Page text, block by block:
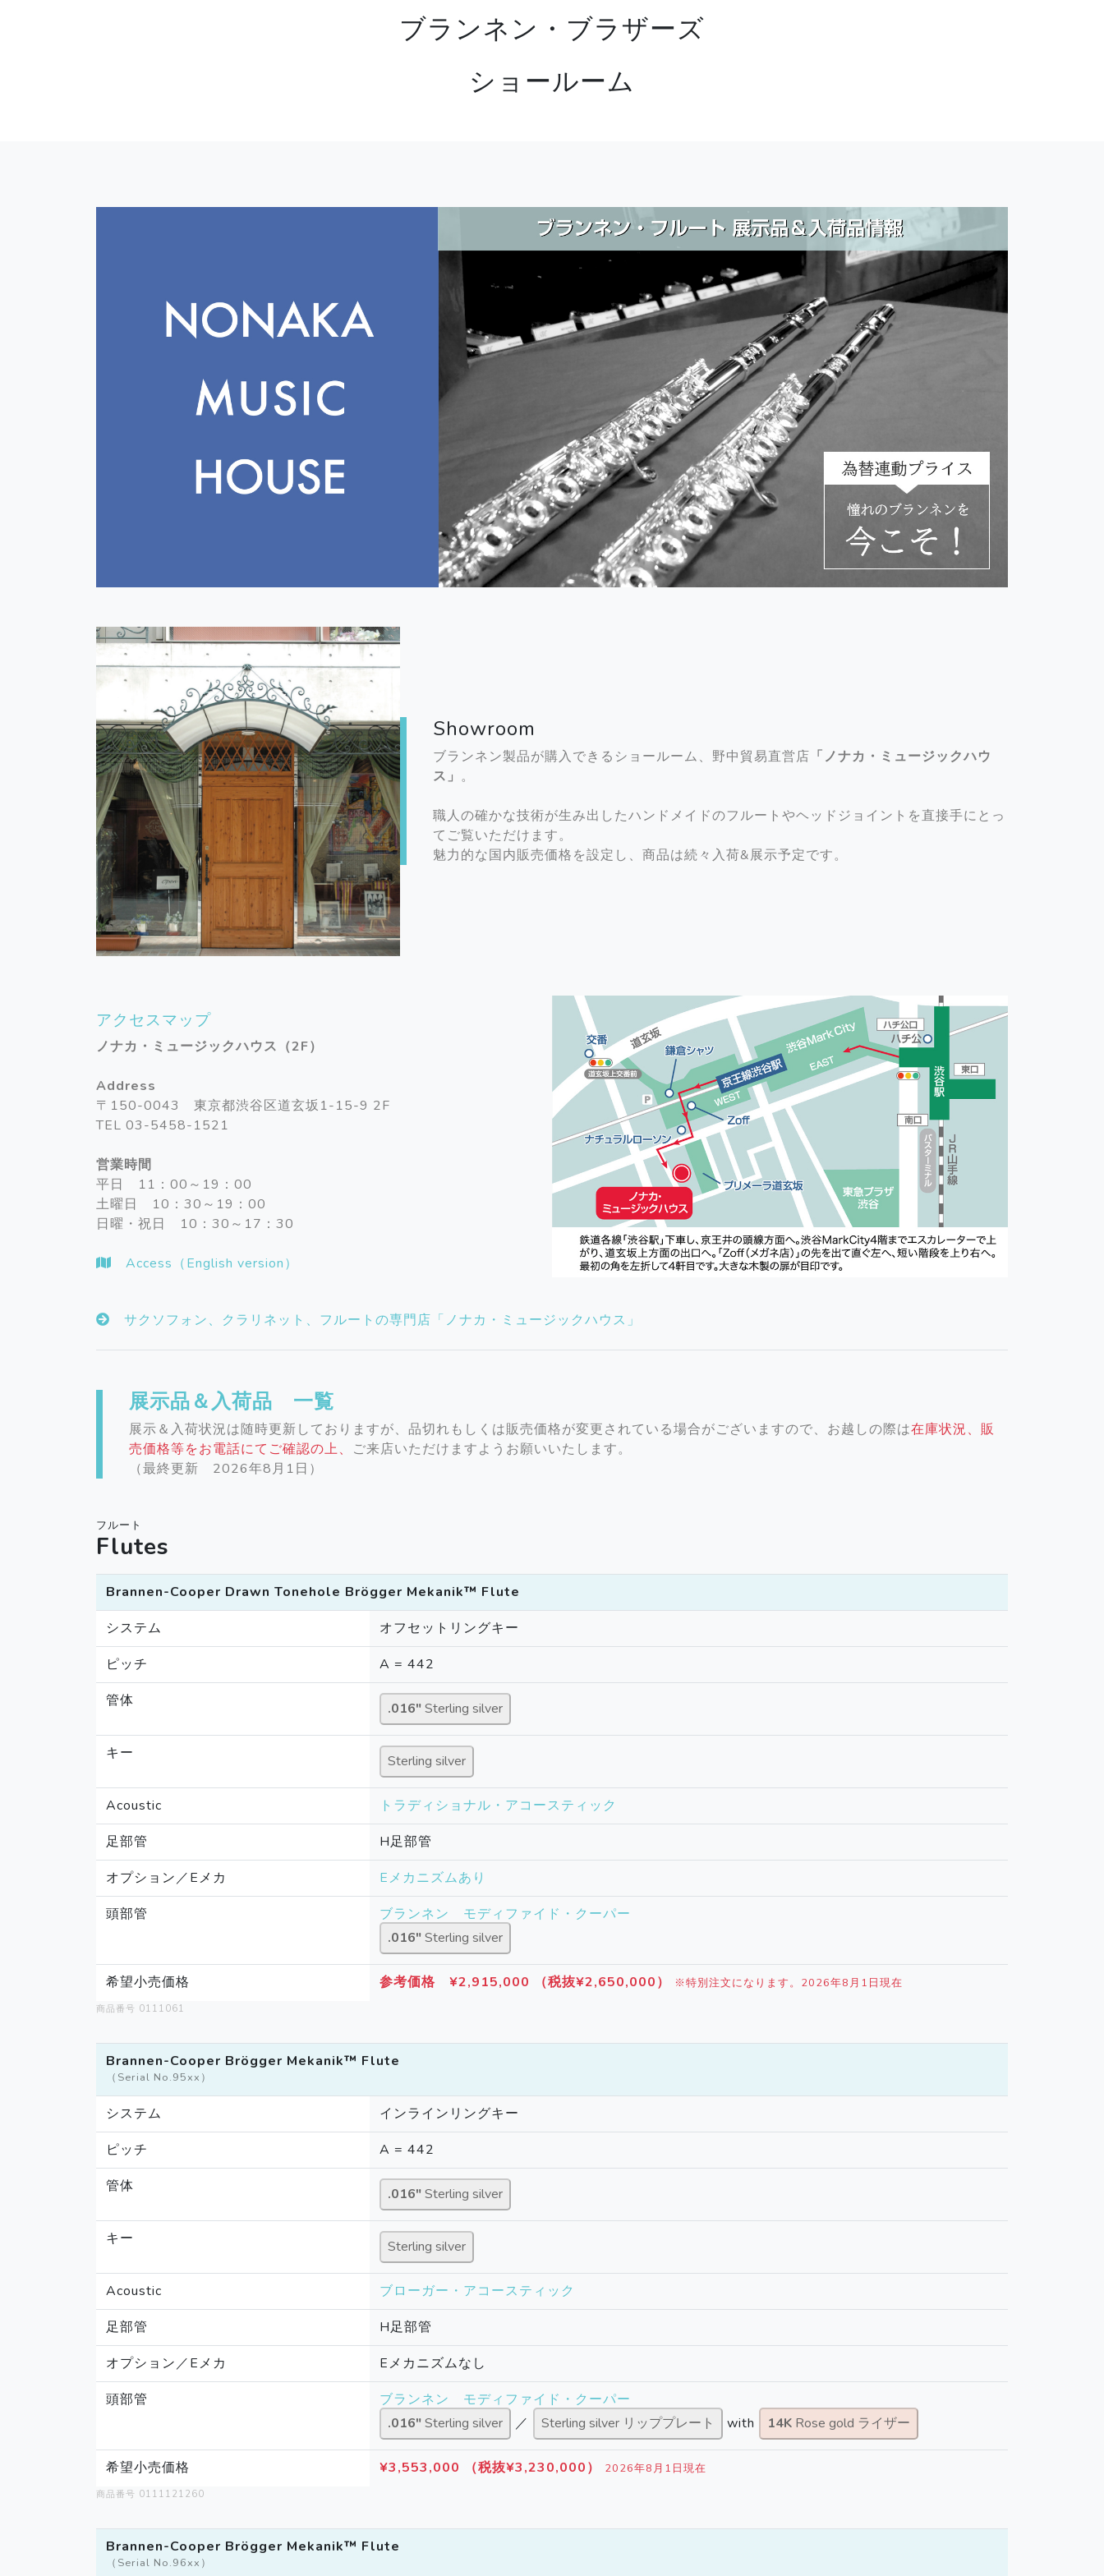
ブランネン・ブラザーズ
ショールーム
Showroom
ブランネン製品が購入できるショールーム、野中貿易直営店 「ノナカ・ミュージックハウ
ス」 。
職人の確かな技術が生み出したハンドメイドのフルートやヘッドジョイントを直接手にとっ
てご覧いただけます。
魅力的な国内販売価格を設定し、商品は続々入荷&展示予定です。
アクセスマップ
ノナカ・ミュージックハウス（2F）
Address
〒150-0043 東京都渋谷区道玄坂1-15-9 2F
TEL 03-5458-1521
営業時間
平日 11：00～19：00
土曜日 10：30～19：00
日曜・祝日 10：30～17：30
Access（English version）
サクソフォン、クラリネット、フルートの専門店「ノナカ・ミュージックハウス」
展示品＆入荷品 一覧
展示＆入荷状況は随時更新しておりますが、品切れもしくは販売価格が変更されている場合がございますので、お越しの際は在庫状況、販
売価格等をお電話にてご確認の上、 ご来店いただけますようお願いいたします。
（最終更新 2026年8月1日）
フルート
Flutes
Brannen-Cooper Drawn Tonehole Brögger Mekanik™ Flute
システム
オフセットリングキー
ピッチ
A = 442
管体
.016″Sterling silver
キー Sterling silver
Acoustic
トラディショナル・アコースティック
足部管
H足部管
オプション／Eメカ
Eメカニズムあり
頭部管
ブランネン モディファイド・クーパー
.016″Sterling silver
希望小売価格 参考価格 ¥2,915,000 （税抜¥2,650,000） ※特別注文になります。2026年8月1日現在
商品番号 0111061
Brannen-Cooper Brögger Mekanik™ Flute
（Serial No.95xx）
システム
インラインリングキー
ピッチ
A = 442
管体
.016″Sterling silver
キー Sterling silver
Acoustic
ブローガー・アコースティック
足部管
H足部管
オプション／Eメカ
Eメカニズムなし
頭部管
ブランネン モディファイド・クーパー
.016″Sterling silver ／ Sterling silver リッププレート with 14K Rose gold ライザー
希望小売価格 ¥3,553,000 （税抜¥3,230,000） 2026年8月1日現在
商品番号 0111121260
Brannen-Cooper Brögger Mekanik™ Flute
（Serial No.96xx）